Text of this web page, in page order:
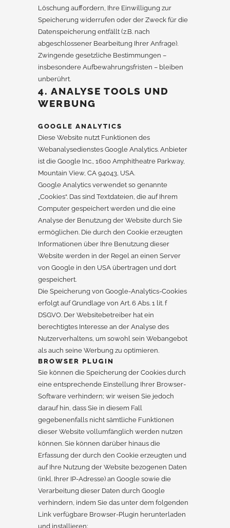
Löschung auffordern, Ihre Einwilligung zur
Speicherung widerrufen oder der Zweck für die
Datenspeicherung entfällt (z.B. nach
abgeschlossener Bearbeitung Ihrer Anfrage).
Zwingende gesetzliche Bestimmungen –
insbesondere Aufbewahrungsfristen – bleiben
unberührt.
4. ANALYSE TOOLS UND
WERBUNG
GOOGLE ANALYTICS
Diese Website nutzt Funktionen des
Webanalysedienstes Google Analytics. Anbieter
ist die Google Inc., 1600 Amphitheatre Parkway,
Mountain View, CA 94043, USA.
Google Analytics verwendet so genannte
„Cookies“. Das sind Textdateien, die auf Ihrem
Computer gespeichert werden und die eine
Analyse der Benutzung der Website durch Sie
ermöglichen. Die durch den Cookie erzeugten
Informationen über Ihre Benutzung dieser
Website werden in der Regel an einen Server
von Google in den USA übertragen und dort
gespeichert.
Die Speicherung von Google-Analytics-Cookies
erfolgt auf Grundlage von Art. 6 Abs. 1 lit. f
DSGVO. Der Websitebetreiber hat ein
berechtigtes Interesse an der Analyse des
Nutzerverhaltens, um sowohl sein Webangebot
als auch seine Werbung zu optimieren.
BROWSER PLUGIN
Sie können die Speicherung der Cookies durch
eine entsprechende Einstellung Ihrer Browser-
Software verhindern; wir weisen Sie jedoch
darauf hin, dass Sie in diesem Fall
gegebenenfalls nicht sämtliche Funktionen
dieser Website vollumfänglich werden nutzen
können. Sie können darüber hinaus die
Erfassung der durch den Cookie erzeugten und
auf Ihre Nutzung der Website bezogenen Daten
(inkl. Ihrer IP-Adresse) an Google sowie die
Verarbeitung dieser Daten durch Google
verhindern, indem Sie das unter dem folgenden
Link verfügbare Browser-Plugin herunterladen
und installieren: